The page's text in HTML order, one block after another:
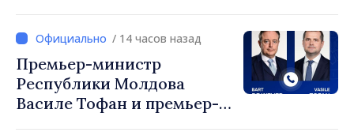
/ 14 часов назад
Премьер-министр
Республики Молдова
Василе Тофан и премьер-